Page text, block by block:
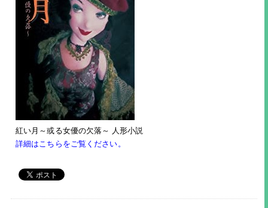
紅い月～或る女優の欠落～ 人形小説
詳細はこちらをご覧ください。